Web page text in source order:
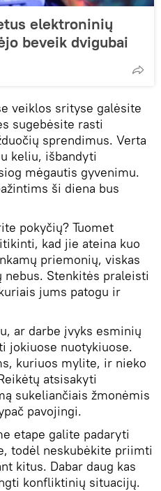
elektroninių
beveik dvigubai
veiklos srityse galėsite
sugebėsite rasti
sprendimus. Verta
keliu, išbandyti
mėgautis gyvenimu.
ši diena bus
pokyčių? Tuomet
kad jie ateina kuo
priemonių, viskas
Stenkitės praleisti
jums patogu ir
ar darbe įvyks esminių
jokiuose nuotykiuose.
kuriuos mylite, ir nieko
atsisakyti
sukeliančiais žmonėmis
pavojingi.
etape galite padaryti
todėl neskubėkite priimti
kitus. Dabar daug kas
konfliktinių situacijų.